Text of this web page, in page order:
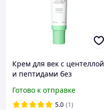
Крем для век с центеллой
и пептидами без
Seoul Wonder Releaf
Centella Eye Cream
Готово к отправке
5.0 (1)